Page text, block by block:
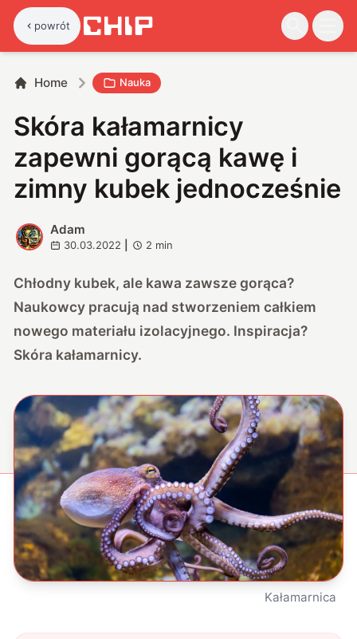
powrót
Home Nauka
Skóra kałamarnicy
zapewni gorącą kawę i
zimny kubek jednocześnie
A
Adam
30.03.2022 2 min
Chłodny kubek, ale kawa zawsze gorąca?
Naukowcy pracują nad stworzeniem całkiem
nowego materiału izolacyjnego. Inspiracja?
Skóra kałamarnicy.
Kałamarnica